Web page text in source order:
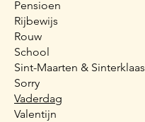
Pensioen
Rijbewijs
Rouw
School
Sint-Maarten & Sinterklaas
Sorry
Vaderdag
Valentijn